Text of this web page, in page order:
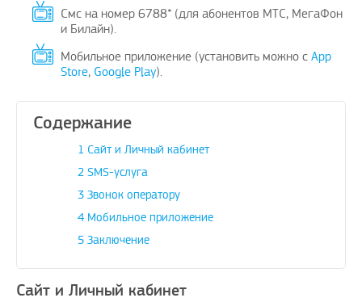
услуг…
|
Смс на номер 6788* (для абонентов МТС, МегаФон
и Билайн).
Мобильное приложение (установить можно с App
Store, Google Play).
Содержание
1 Сайт и Личный кабинет
2 SMS-услуга
3 Звонок оператору
4 Мобильное приложение
5 Заключение
Сайт и Личный кабинет